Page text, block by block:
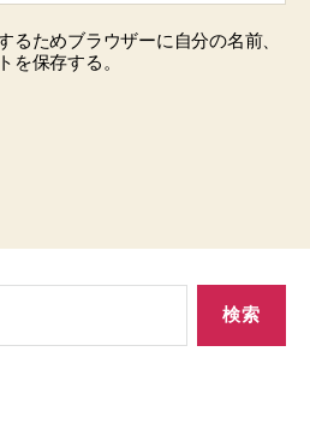
るためブラウザーに自分の名前、
を保存する。